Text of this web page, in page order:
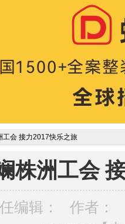
工会 接力2017快乐之旅
株洲工会
编辑：
作者：